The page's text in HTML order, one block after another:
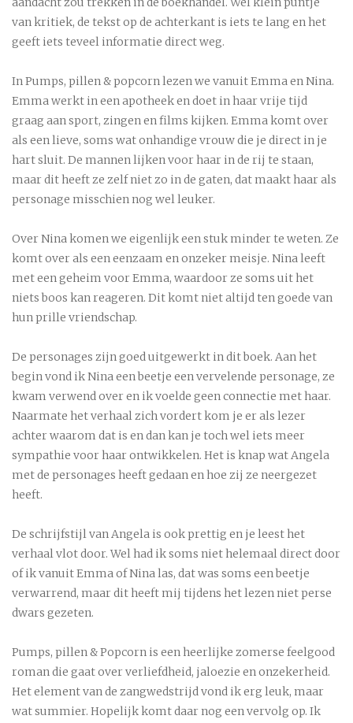
van kritiek, de tekst op de achterkant is iets te lang en het
geeft iets teveel informatie direct weg.
In Pumps, pillen & popcorn lezen we vanuit Emma en Nina.
Emma werkt in een apotheek en doet in haar vrije tijd
graag aan sport, zingen en films kijken. Emma komt over
als een lieve, soms wat onhandige vrouw die je direct in je
hart sluit. De mannen lijken voor haar in de rij te staan,
maar dit heeft ze zelf niet zo in de gaten, dat maakt haar als
personage misschien nog wel leuker.
Over Nina komen we eigenlijk een stuk minder te weten. Ze
komt over als een eenzaam en onzeker meisje. Nina leeft
met een geheim voor Emma, waardoor ze soms uit het
niets boos kan reageren. Dit komt niet altijd ten goede van
hun prille vriendschap.
De personages zijn goed uitgewerkt in dit boek. Aan het
begin vond ik Nina een beetje een vervelende personage, ze
kwam verwend over en ik voelde geen connectie met haar.
Naarmate het verhaal zich vordert kom je er als lezer
achter waarom dat is en dan kan je toch wel iets meer
sympathie voor haar ontwikkelen. Het is knap wat Angela
met de personages heeft gedaan en hoe zij ze neergezet
heeft.
De schrijfstijl van Angela is ook prettig en je leest het
verhaal vlot door. Wel had ik soms niet helemaal direct door
of ik vanuit Emma of Nina las, dat was soms een beetje
verwarrend, maar dit heeft mij tijdens het lezen niet perse
dwars gezeten.
Pumps, pillen & Popcorn is een heerlijke zomerse feelgood
roman die gaat over verliefdheid, jaloezie en onzekerheid.
Het element van de zangwedstrijd vond ik erg leuk, maar
wat summier. Hopelijk komt daar nog een vervolg op. Ik